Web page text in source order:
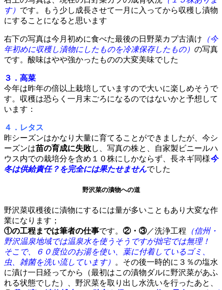
す） です。もう少し成長させて一月に入ってから収穫し漬物
にすることになると思います
右下の写真は今月初めに食べた最後の日野菜カブ古漬け （今
年初めに収穫し漬物にしたものを冷凍保存したもの） の写真
です。酸味はやや強かったものの大変美味でした
３．高菜
今年は昨年の倍以上栽培していますので大いに楽しめそうで
す。収穫は恐らく一月末ごろになるのではないかと予想して
います：
４．レタス
昨シーズンはかなり大量に育てることができましたが、 今シ
ーズンは苗の育成に失敗し、写真の株と、自家製ビニールハ
ウス内での栽培分を含め１０株にしかならず、長ネギ同様今
冬は供給責任？を完全には果たせませんでした
野沢菜の漬物への道
野沢菜収穫後に漬物にするには量が多いこともあり大変な作
業になります；
①の工程までは筆者の仕事です。 ②・③／洗浄工程 （信州・
野沢温泉地域では温泉水を使うそうですが拙宅では無理！
そこで、６０度位のお湯を使い、葉に付着しているゴミ、
虫、雑菌を洗い流しています）
。その後一時的に３％の塩水
に漬け一日経ってから（最初はこの漬物ダルに野沢菜があふ
れる状態でした）、野沢菜を取り出し水洗いを行ったあと、